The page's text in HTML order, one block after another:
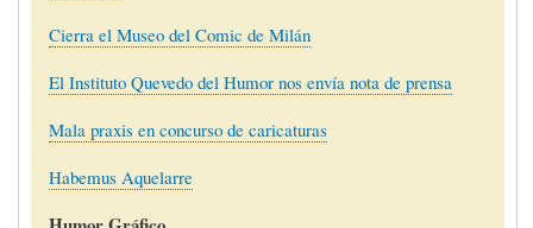
Cierra el Museo del Comic de Milán
El Instituto Quevedo del Humor nos envía nota de prensa
Mala praxis en concurso de caricaturas
Habemus Aquelarre